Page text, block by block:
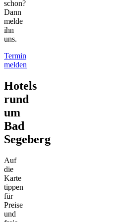
schon?
Dann
melde
ihn
uns.
Termin
melden
Hotels
rund
um
Bad
Segeberg
Auf
die
Karte
tippen
für
Preise
und